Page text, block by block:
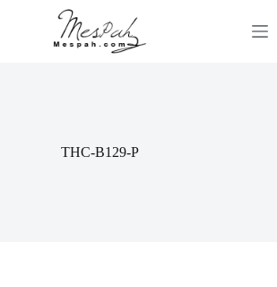
إلى
المحتوى
THC-B129-P